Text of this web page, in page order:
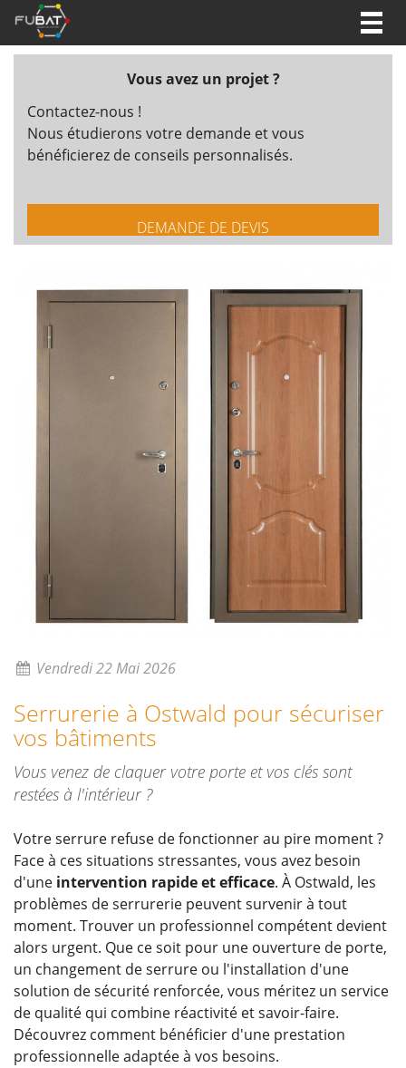
Vous avez un projet ?
Contactez-nous !
Nous étudierons votre demande et vous
bénéficierez de conseils personnalisés.
DEMANDE DE DEVIS
Vendredi 22 Mai 2026
Serrurerie à Ostwald pour sécuriser
vos bâtiments
Vous venez de claquer votre porte et vos clés sont
restées à l'intérieur ?
Votre serrure refuse de fonctionner au pire moment ?
Face à ces situations stressantes, vous avez besoin
d'une intervention rapide et efficace. À Ostwald, les
problèmes de serrurerie peuvent survenir à tout
moment. Trouver un professionnel compétent devient
alors urgent. Que ce soit pour une ouverture de porte,
un changement de serrure ou l'installation d'une
solution de sécurité renforcée, vous méritez un service
de qualité qui combine réactivité et savoir-faire.
Découvrez comment bénéficier d'une prestation
professionnelle adaptée à vos besoins.